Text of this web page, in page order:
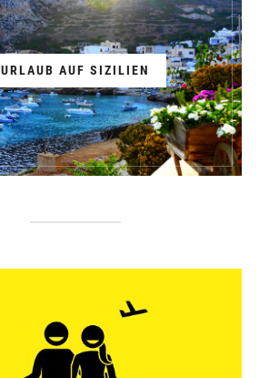
URLAUB AUF SIZILIEN